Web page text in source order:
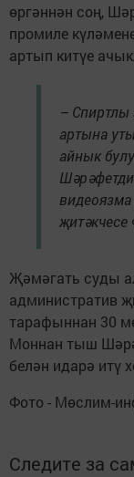
өргәннән соң,
промиле
артып китүе
– Спиртлы
артына
айнык
Җәмәгать суды
административ
тарафыннан 30
Моннан тыш
белән идарә итү
Фото - Мөслим-
Следите за